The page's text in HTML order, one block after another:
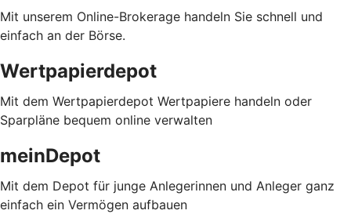
Mit unserem Online-Brokerage handeln Sie schnell und
einfach an der Börse.
Wertpapierdepot
Mit dem Wertpapierdepot Wertpapiere handeln oder
Sparpläne bequem online verwalten
meinDepot
Mit dem Depot für junge Anlegerinnen und Anleger ganz
einfach ein Vermögen aufbauen